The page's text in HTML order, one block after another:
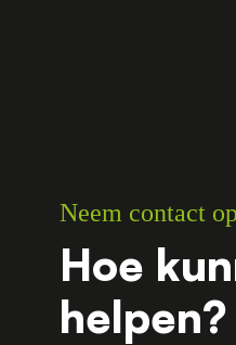
Neem contact op
Hoe
helpen?